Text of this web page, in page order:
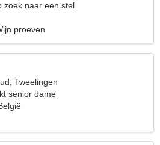
zoek naar een stel
proeven
Tweelingen
senior dame